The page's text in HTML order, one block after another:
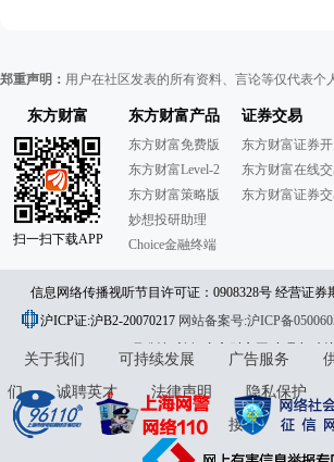
郑重声明： 用户在社区发表的所有资料、言论等仅代表
东方财富
扫一扫下载APP
东方财富产品
东方财富免费版
东方财富Level-2
东方财富策略版
妙想投研助理
Choice金融终端
证券交易
东方财富证券
东方财富在线
东方财富证券
信息网络传播视听节目许可证：0908328号 经营证券
913101046312860336 违法和不良信息举报:021-
jubao@eastmoney.com
沪ICP证:沪B2-20070217 网站备案号:沪ICP备
31010402000120号版权所有:东方财富网意见与建
关于我们 可持续发展 广告服务
们
诚聘英才 法律声明 隐私保护
接